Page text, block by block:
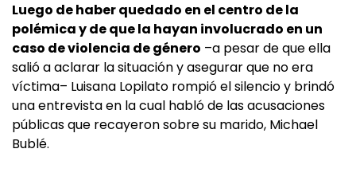
Luego de haber quedado en el centro de la
polémica y de que la hayan involucrado en un
caso de violencia de género –a pesar de que ella
salió a aclarar la situación y asegurar que no era
víctima– Luisana Lopilato rompió el silencio y brindó
una entrevista en la cual habló de las acusaciones
públicas que recayeron sobre su marido, Michael
Bublé.